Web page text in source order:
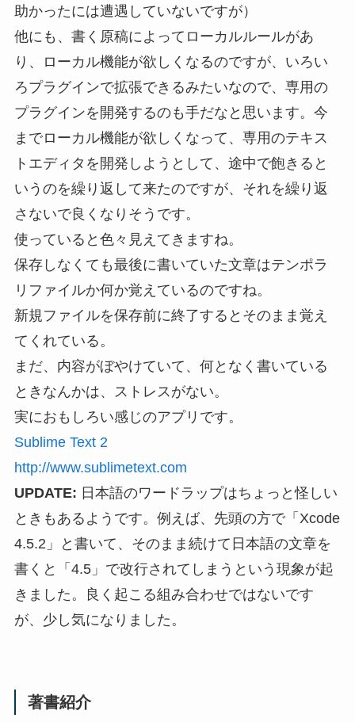
助かったには遭遇していないですが）
他にも、書く原稿によってローカルルールがあ
り、ローカル機能が欲しくなるのですが、いろい
ろプラグインで拡張できるみたいなので、専用の
プラグインを開発するのも手だなと思います。今
までローカル機能が欲しくなって、専用のテキス
トエディタを開発しようとして、途中で飽きると
いうのを繰り返して来たのですが、それを繰り返
さないで良くなりそうです。
使っていると色々見えてきますね。
保存しなくても最後に書いていた文章はテンポラ
リファイルか何か覚えているのですね。
新規ファイルを保存前に終了するとそのまま覚え
てくれている。
まだ、内容がぼやけていて、何となく書いている
ときなんかは、ストレスがない。
実におもしろい感じのアプリです。
Sublime Text 2
http://www.sublimetext.com
UPDATE: 日本語のワードラップはちょっと怪しい
ときもあるようです。例えば、先頭の方で「Xcode
4.5.2」と書いて、そのまま続けて日本語の文章を
書くと「4.5」で改行されてしまうという現象が起
きました。良く起こる組み合わせではないです
が、少し気になりました。
著書紹介